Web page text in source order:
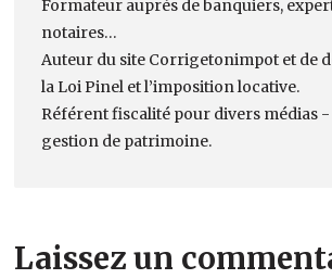
Formateur auprès de banquiers,
notaires…
Auteur du site Corrigetonimpot et de
la Loi Pinel et l’imposition locative.
Référent fiscalité pour divers médias
gestion de patrimoine.
Laissez un